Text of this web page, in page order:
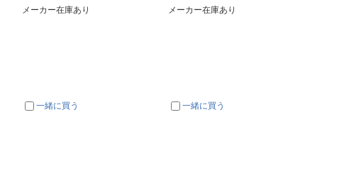
メーカー在庫あり
一緒に買う
メーカー在庫あり
一緒に買う